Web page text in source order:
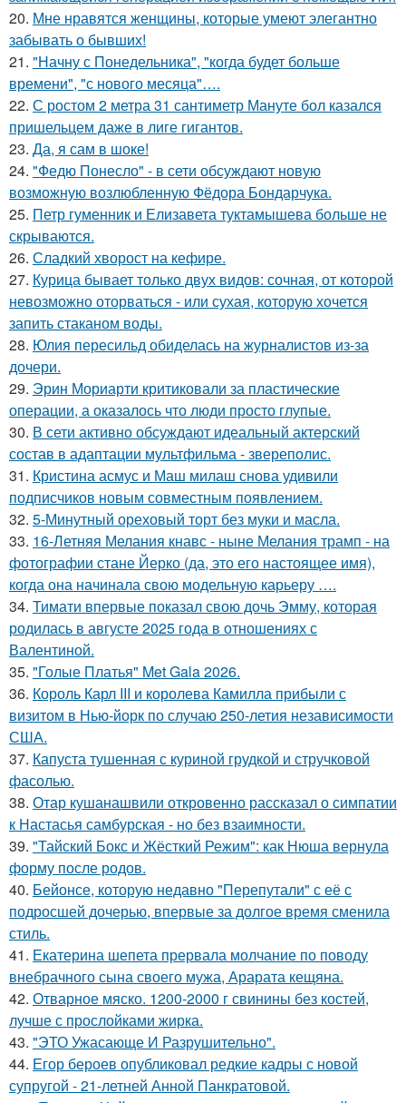
20. Мне нравятся женщины, которые умеют элегантно
забывать о бывших!
21. "Начну с Понедельника", "когда будет больше
времени", "с нового месяца"….
22. С ростом 2 метра 31 сантиметр Мануте бол казался
пришельцем даже в лиге гигантов.
23. Да, я сам в шоке!
24. "Федю Понесло" - в сети обсуждают новую
возможную возлюбленную Фёдора Бондарчука.
25. Петр гуменник и Елизавета туктамышева больше не
скрываются.
26. Сладкий хворост на кефире.
27. Курица бывает только двух видов: сочная, от которой
невозможно оторваться - или сухая, которую хочется
запить стаканом воды.
28. Юлия пересильд обиделась на журналистов из-за
дочери.
29. Эрин Мориарти критиковали за пластические
операции, а оказалось что люди просто глупые.
30. В сети активно обсуждают идеальный актерский
состав в адаптации мультфильма - звереполис.
31. Кристина асмус и Маш милаш снова удивили
подписчиков новым совместным появлением.
32. 5-Минутный ореховый торт без муки и масла.
33. 16-Летняя Мелания кнавс - ныне Мелания трамп - на
фотографии стане Йерко (да, это его настоящее имя),
когда она начинала свою модельную карьеру ….
34. Тимати впервые показал свою дочь Эмму, которая
родилась в августе 2025 года в отношениях с
Валентиной.
35. "Голые Платья" Met Gala 2026.
36. Король Карл III и королева Камилла прибыли с
визитом в Нью-йорк по случаю 250-летия независимости
США.
37. Капуста тушенная с куриной грудкой и стручковой
фасолью.
38. Отар кушанашвили откровенно рассказал о симпатии
к Настасья самбурская - но без взаимности.
39. "Тайский Бокс и Жёсткий Режим": как Нюша вернула
форму после родов.
40. Бейонсе, которую недавно "Перепутали" с её с
подросшей дочерью, впервые за долгое время сменила
стиль.
41. Екатерина шепета прервала молчание по поводу
внебрачного сына своего мужа, Арарата кещяна.
42. Отварное мяско. 1200-2000 г свинины без костей,
лучше с прослойками жирка.
43. "ЭТО Ужасающе И Разрушительно".
44. Егор бероев опубликовал редкие кадры с новой
супругой - 21-летней Анной Панкратовой.